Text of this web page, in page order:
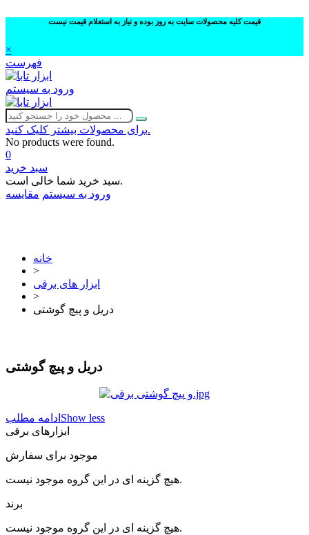
قیمت کلیه محصولات سایت به روز بوده و نیاز به استعلام قیمت نیست
×
فهرست
ورود به سیستم
برای محصولات بیشتر کلیک کنید.
No products were found.
0
سبد خرید
سبد خرید شما خالی است.
ورود به سیستم مقایسه
خانه
>
ابزار های برقی
>
دریل و پیچ گوشتی
دریل و پیچ گوشتی
ادامه مطلب Show less
ابزارهای برقی
موجود برای سفارش
هیچ گزینه ای در این گروه موجود نیست.
برند
هیچ گزینه ای در این گروه موجود نیست.